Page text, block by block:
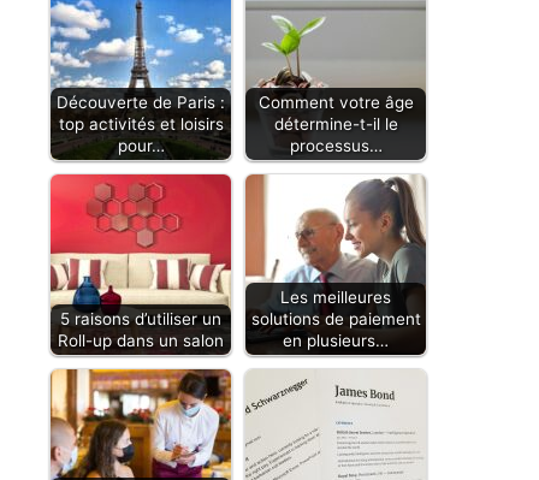
Découverte de Paris :
top activités et loisirs
pour…
Comment votre âge
détermine-t-il le
processus…
5 raisons d’utiliser un
Roll-up dans un salon
Les meilleures
solutions de paiement
en plusieurs…